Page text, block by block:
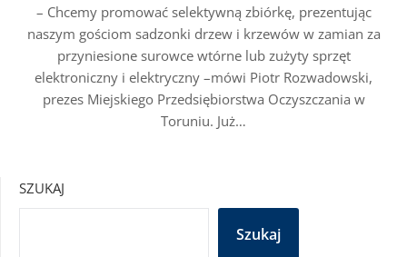
– Chcemy promować selektywną zbiórkę, prezentując
naszym gościom sadzonki drzew i krzewów w zamian za
przyniesione surowce wtórne lub zużyty sprzęt
elektroniczny i elektryczny –mówi Piotr Rozwadowski,
prezes Miejskiego Przedsiębiorstwa Oczyszczania w
Toruniu. Już…
SZUKAJ
Szukaj